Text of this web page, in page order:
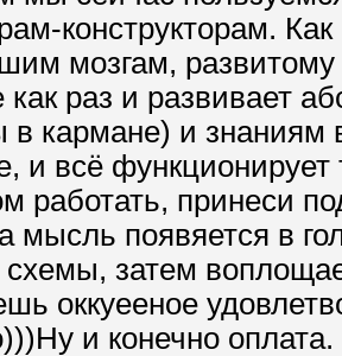
конструкторам.
мозгам,
как раз и развивает
в кармане) и
и всё
работать, принеси
мысль появяется в
схемы, затем
оккуееное
и конечно оплата.